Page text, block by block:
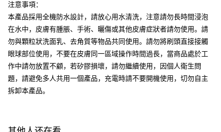
未成年的使用者，請事先徵得法定代理人或監護人之同意方可使用
AFTEE。
若您對於個人資料之處理、利用有任何疑問，或欲行使相關法律權利，請聯
繫恩沛科技股份有限公司。若您不同意我們將上開所示之個人資料，連同必
要之購買訂單資訊提供予 AFTEE ，或讓 AFTEE 蒐集處理利用您的個人資
注意事項：
本產品採用全機防水設計，請放心用水清洗，注意請勿長時間浸泡
在水中，皮膚有腫脹、手術、曬傷或其他皮膚症狀者請勿使用。請
勿與顆粒狀洗面乳、去角質等物品共同使用。請勿將刷頭直接接觸
眼球部位使用，不要在皮膚同一區域操作時間過長，當商品處於工
作中請勿放置不顧，若矽膠損壞，請勿繼續使用，因個人衛生問
題，請避免多人共用一個產品，充電時請不要開機使用，切勿自主
拆卸本產品。